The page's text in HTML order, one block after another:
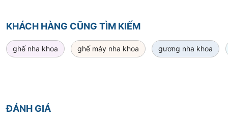
1 Đệm liền (pu)
1 Công tắc chân tròn
1 Bể chứa nước bên ngoài
KHÁCH HÀNG CŨNG TÌM KIẾM
ghế nha khoa ghế máy nha khoa gương nha khoa
ĐÁNH GIÁ